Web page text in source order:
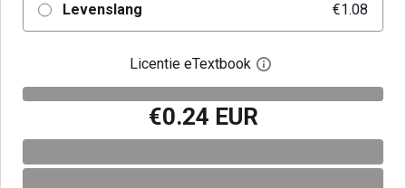
Levenslang €1.08
Licentie eTextbook Open het
€0.24 EUR